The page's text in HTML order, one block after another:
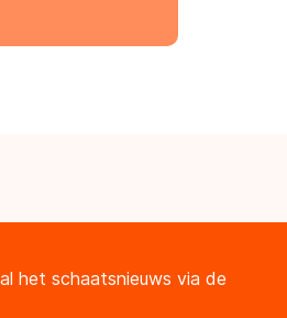
het schaatsnieuws via de